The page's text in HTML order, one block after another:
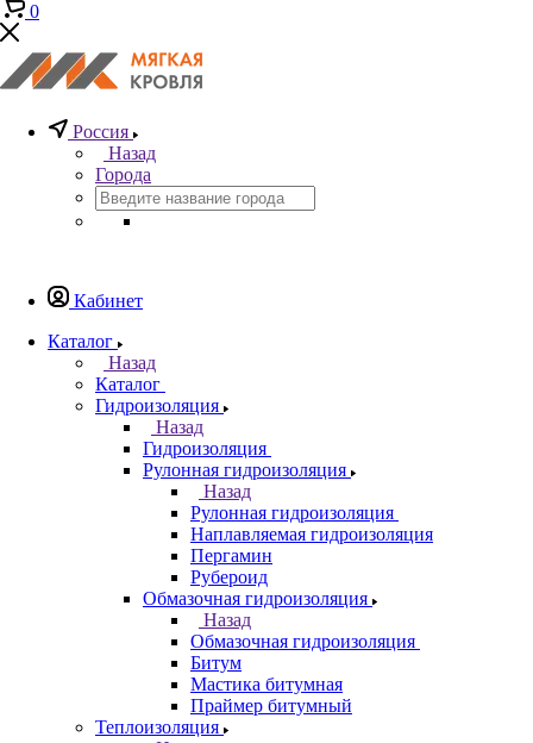
0
Россия
Назад
Города
Кабинет
Каталог
Назад
Каталог
Гидроизоляция
Назад
Гидроизоляция
Рулонная гидроизоляция
Назад
Рулонная гидроизоляция
Наплавляемая гидроизоляция
Пергамин
Рубероид
Обмазочная гидроизоляция
Назад
Обмазочная гидроизоляция
Битум
Мастика битумная
Праймер битумный
Теплоизоляция